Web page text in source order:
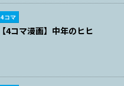
4コマ
【4コマ漫画】中年のヒヒ